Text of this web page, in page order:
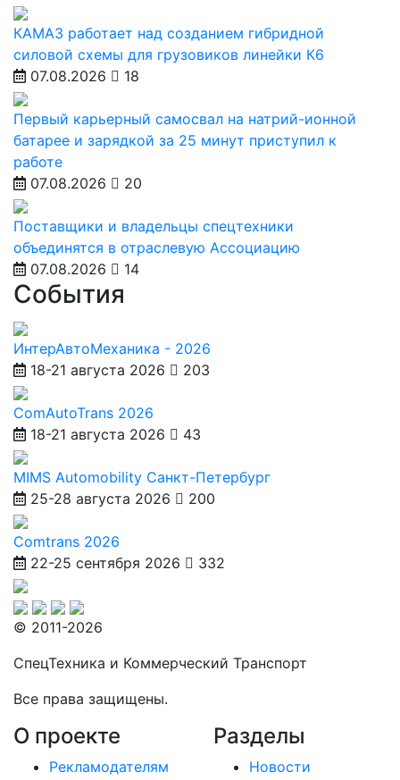
КАМАЗ работает над созданием гибридной
силовой схемы для грузовиков линейки К6
07.08.2026
18
Первый карьерный самосвал на натрий-ионной
батарее и зарядкой за 25 минут приступил к
работе
07.08.2026
20
Поставщики и владельцы спецтехники
объединятся в отраслевую Ассоциацию
07.08.2026
14
События
ИнтерАвтоМеханика - 2026
18-21 августа 2026
203
ComAutoTrans 2026
18-21 августа 2026
43
MIMS Automobility Санкт-Петербург
25-28 августа 2026
200
Comtrans 2026
22-25 сентября 2026
332
© 2011-2026
СпецТехника и Коммерческий Транспорт
Все права защищены.
О проекте
Рекламодателям
Разделы
Новости